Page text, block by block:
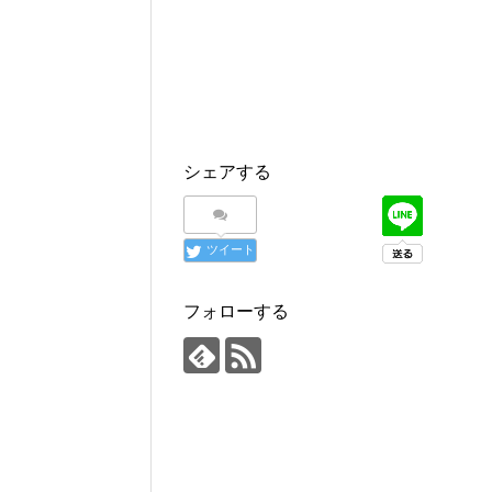
シェアする
ツイート
フォローする